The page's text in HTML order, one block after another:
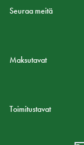
Seuraa meitä
Maksutavat
Toimitustavat